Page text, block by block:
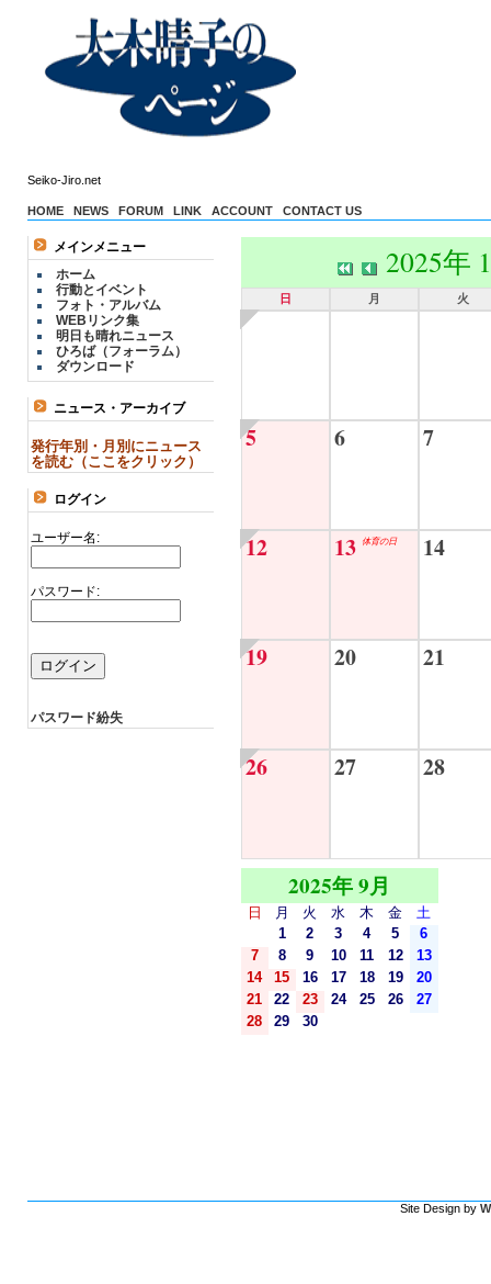
Seiko-Jiro.net
HOME NEWS FORUM LINK ACCOUNT CONTACT US
メインメニュー
ホーム
行動とイベント
フォト・アルバム
WEBリンク集
明日も晴れニュース
ひろば（フォーラム）
ダウンロード
ニュース・アーカイブ
発行年別・月別にニュース
を読む（ここをクリック）
ログイン
ユーザー名:
パスワード:
パスワード紛失
2025年
日 月 火
5 6 7
12 13 体育の日 14
19 20 21
26 27 28
2025年 9月
日 月 火 水 木 金
土
1
2 3 4 5
6
7
8 9 10 11 12
13
14
15 16 17 18 19
20
21
22 23 24 25 26
27
28
29 30
Site Design by